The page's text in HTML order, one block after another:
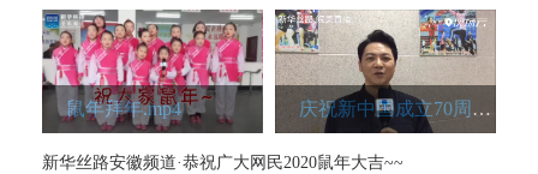
鼠年拜年.mp4 庆祝新中国成立70周年：为祖国点赞！.mp4
新华丝路安徽频道·恭祝广大网民2020鼠年大吉~~